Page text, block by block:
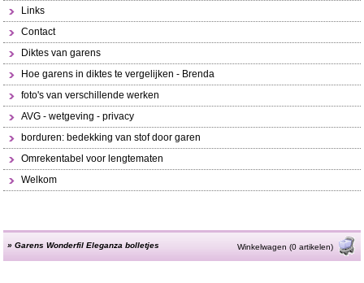
Links
Contact
Diktes van garens
Hoe garens in diktes te vergelijken - Brenda
foto's van verschillende werken
AVG - wetgeving - privacy
borduren: bedekking van stof door garen
Omrekentabel voor lengtematen
Welkom
»Garens Wonderfil Eleganza bolletjes Winkelwagen (0 artikelen)